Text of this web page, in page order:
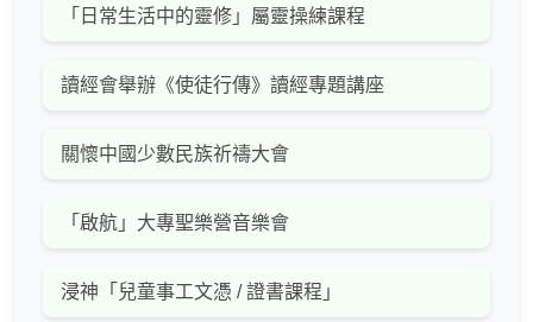
「日常生活中的靈修」屬靈操練課程
讀經會舉辦《使徒行傳》讀經專題講座
關懷中國少數民族祈禱大會
「啟航」大專聖樂營音樂會
浸神「兒童事工文憑 / 證書課程」